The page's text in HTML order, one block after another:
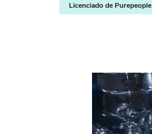
Licenciado de Purepeople